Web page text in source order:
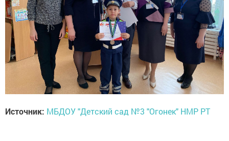
Источник: МБДОУ "Детский сад №3 "Огонек" НМР РТ